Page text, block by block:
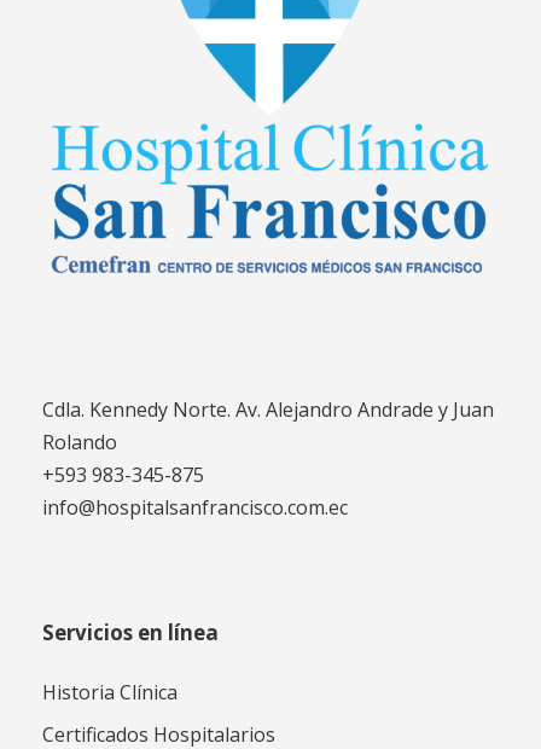
Cdla. Kennedy Norte. Av. Alejandro Andrade y Juan
Rolando
+593 983-345-875
info@hospitalsanfrancisco.com.ec
Servicios en línea
Historia Clínica
Certificados Hospitalarios